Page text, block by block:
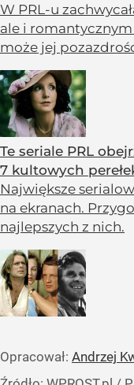
W PRL-u
ale i
może jej
Te seriale PRL
7 kultowych
Największe
na ekranach.
najlepszych z nich.
Opracował: Andrzej